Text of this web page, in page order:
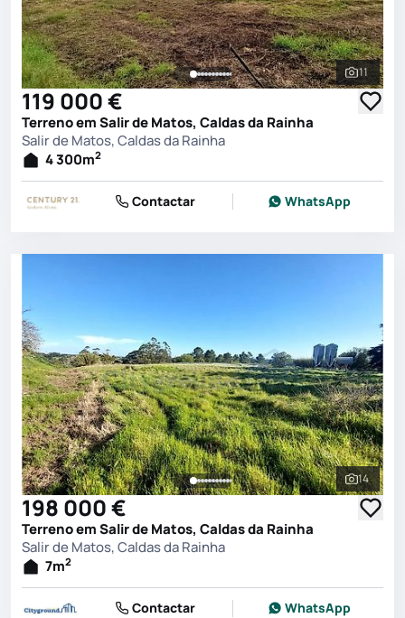
Ver
11
119 000 €
Terreno em Salir de Matos, Caldas da Rainha
Salir de Matos, Caldas da Rainha
4 300m2
Contactar WhatsApp
Ver
14
198 000 €
Terreno em Salir de Matos, Caldas da Rainha
Salir de Matos, Caldas da Rainha
7m2
Contactar WhatsApp